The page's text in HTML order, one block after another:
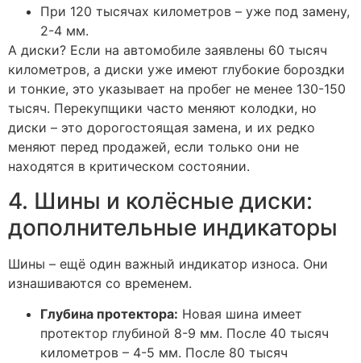
При 120 тысячах километров – уже под замену,
2-4 мм.
А диски? Если на автомобиле заявлены 60 тысяч
километров, а диски уже имеют глубокие бороздки
и тонкие, это указывает на пробег не менее 130-150
тысяч. Перекупщики часто меняют колодки, но
диски – это дорогостоящая замена, и их редко
меняют перед продажей, если только они не
находятся в критическом состоянии.
4. Шины и колёсные диски:
дополнительные индикаторы
Шины – ещё один важный индикатор износа. Они
изнашиваются со временем.
Глубина протектора: Новая шина имеет
протектор глубиной 8-9 мм. После 40 тысяч
километров – 4-5 мм. После 80 тысяч